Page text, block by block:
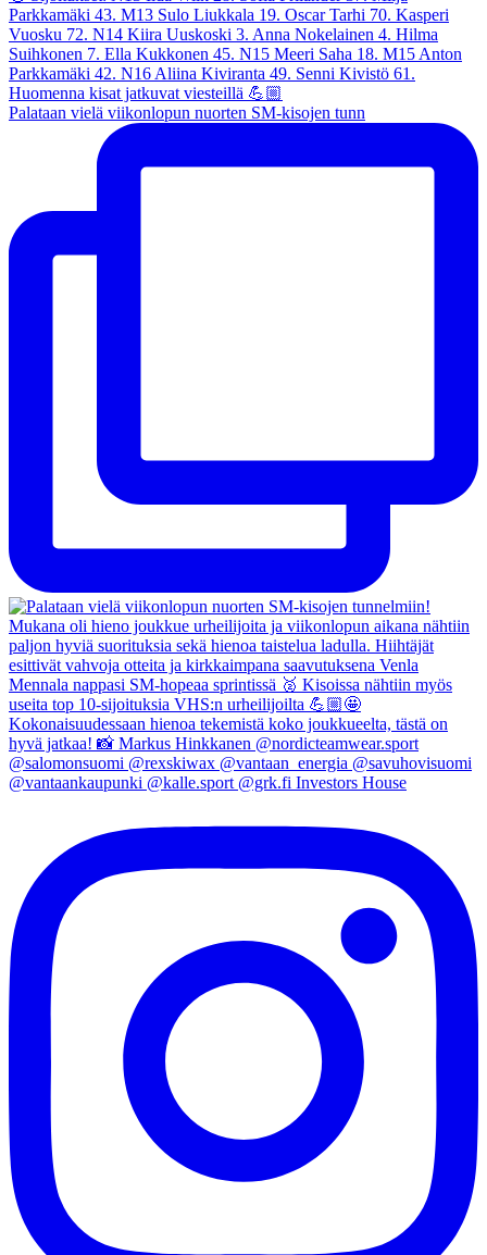
Palataan vielä viikonlopun nuorten SM-kisojen tunn